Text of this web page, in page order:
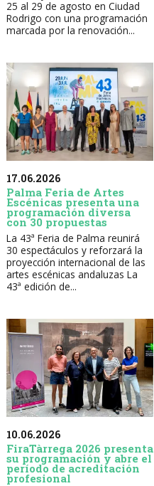
25 al 29 de agosto en Ciudad
Rodrigo con una programación
marcada por la renovación...
17.06.2026
Palma Feria de Artes
Escénicas presenta una
programación diversa
con 30 propuestas
La 43ª Feria de Palma reunirá
30 espectáculos y reforzará la
proyección internacional de las
artes escénicas andaluzas La
43ª edición de...
10.06.2026
FiraTàrrega 2026 presenta
su programación y abre el
período de acreditación
profesional